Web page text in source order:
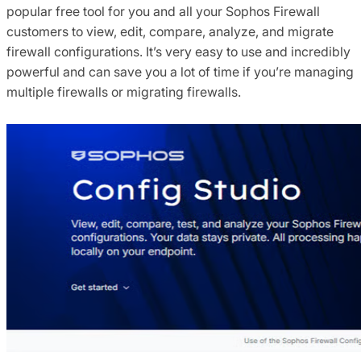
popular free tool for you and all your Sophos Firewall
customers to view, edit, compare, analyze, and migrate
firewall configurations. It’s very easy to use and incredibly
powerful and can save you a lot of time if you’re managing
multiple firewalls or migrating firewalls.